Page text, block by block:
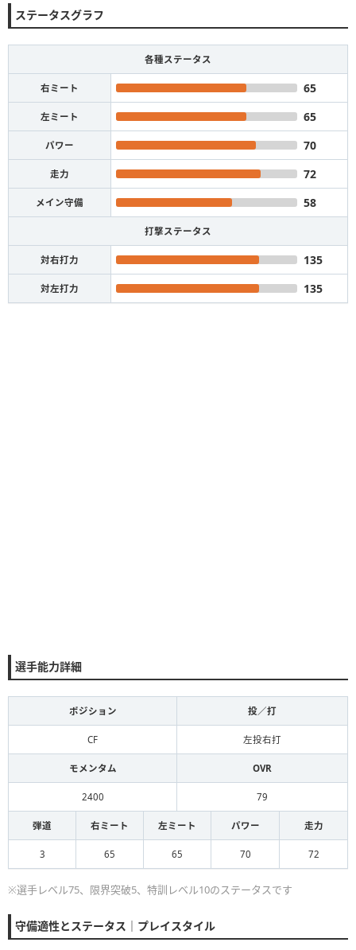
ステータスグラフ
各種ステータス
右ミート 65
左ミート 65
パワー 70
走力 72
メイン守備 58
打撃ステータス
対右打力 135
対左打力 135
選手能力詳細
ポジション 投／打
CF 左投右打
モメンタム OVR
2400 79
弾道 右ミート 左ミート パワー 走力
3 65 65 70 72
※選手レベル75、限界突破5、特訓レベル10のステータスです
守備適性とステータス｜プレイスタイル